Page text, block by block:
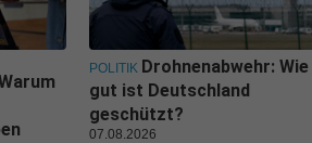
POLITIK Drohnenabwehr: Wie
gut ist Deutschland
geschützt?
07.08.2026